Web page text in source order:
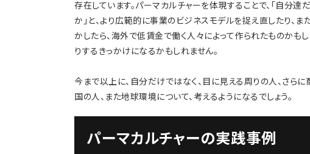
存在しています。パーマカルチャーを体現することで、「自分
か」と、より広範的に事業のビジネスモデルを捉え直したり、
かしたら、海外で低賃金で働く人々によって作られたものかも
りするきっかけになるかもしれません。
今まで以上に、自分だけではなく、目に見える周りの人、さら
国の人、また地球環境について、考えるようになるでしょう。
パーマカルチャーの実践事例